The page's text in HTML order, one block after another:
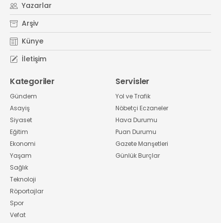
Yazarlar
Arşiv
Künye
İletişim
Kategoriler
Gündem
Asayiş
Siyaset
Eğitim
Ekonomi
Yaşam
Sağlık
Teknoloji
Röportajlar
Spor
Vefat
Servisler
Yol ve Trafik
Nöbetçi Eczaneler
Hava Durumu
Puan Durumu
Gazete Manşetleri
Günlük Burçlar